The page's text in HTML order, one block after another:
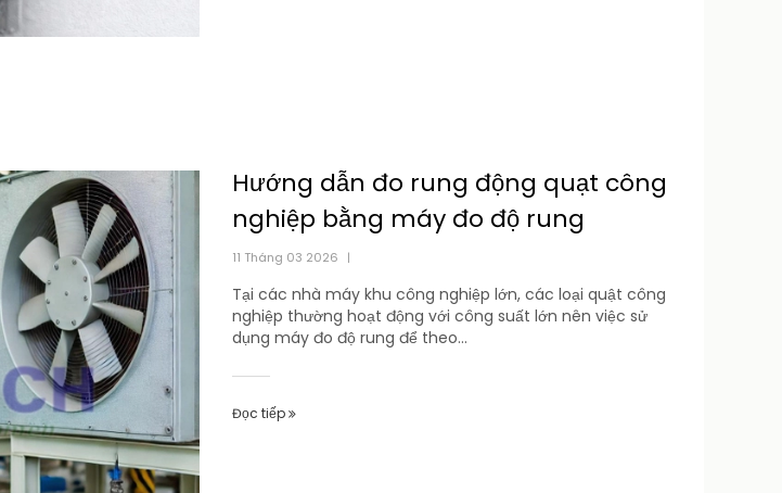
Hướng dẫn đo rung động quạt công
nghiệp bằng máy đo độ rung
11 Tháng 03 2026 |
Tại các nhà máy khu công nghiệp lớn, các loại quật công
nghiệp thường hoạt động với công suất lớn nên việc sử
dụng máy đo độ rung để theo...
Đọc tiếp